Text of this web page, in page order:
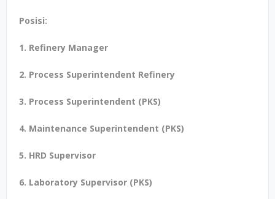
Posisi:
1. Refinery Manager
2. Process Superintendent Refinery
3. Process Superintendent (PKS)
4. Maintenance Superintendent (PKS)
5. HRD Supervisor
6. Laboratory Supervisor (PKS)